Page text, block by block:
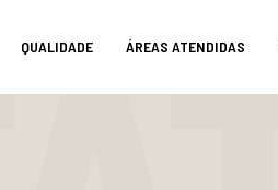
QUALIDADE ÁREAS ATENDIDAS